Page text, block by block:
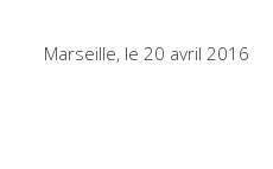
Marseille, le 20 avril 2016